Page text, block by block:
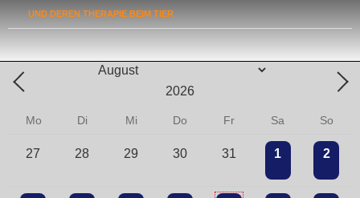
UND DEREN THERAPIE BEIM TIER
Mo Di Mi Do Fr Sa So
27 28 29 30 31 1 2